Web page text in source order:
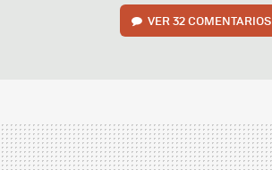
VER32 COMENTARIOS